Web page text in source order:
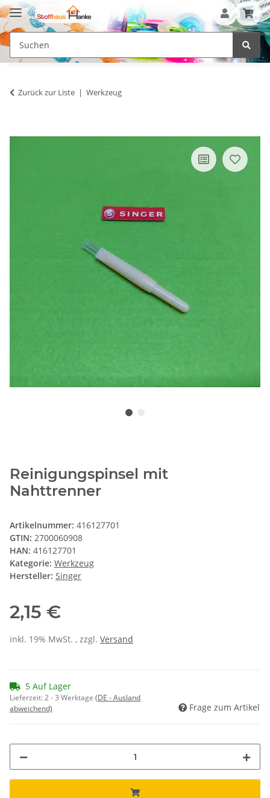
Zurück zur Liste Werkzeug
Reinigungspinsel mit
Nahttrenner
Artikelnummer: 416127701
GTIN: 2700060908
HAN: 416127701
Kategorie: Werkzeug
Hersteller: Singer
2,15 €
inkl. 19% MwSt. , zzgl. Versand
5 Auf Lager
Lieferzeit:2 - 3 Werktage (DE - Ausland
abweichend)
Frage zum Artikel